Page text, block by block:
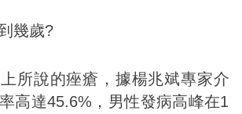
幾歲?
所說的痤瘡，據楊兆斌專家介
高達45.6%，男性發病高峰在1